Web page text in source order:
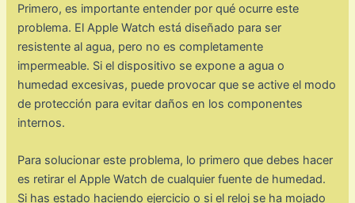
Primero, es importante entender por qué ocurre este
problema. El Apple Watch está diseñado para ser
resistente al agua, pero no es completamente
impermeable. Si el dispositivo se expone a agua o
humedad excesivas, puede provocar que se active el modo
de protección para evitar daños en los componentes
internos.
Para solucionar este problema, lo primero que debes hacer
es retirar el Apple Watch de cualquier fuente de humedad.
Si has estado haciendo ejercicio o si el reloj se ha mojado